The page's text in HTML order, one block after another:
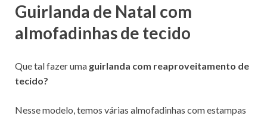
Guirlanda de Natal com
almofadinhas de tecido
Que tal fazer uma guirlanda com reaproveitamento de
tecido?
Nesse modelo, temos várias almofadinhas com estampas